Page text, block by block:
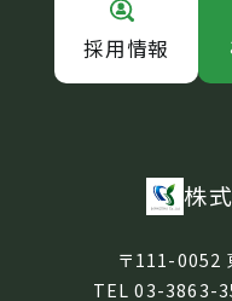
株
〒111-0052
TEL 03-3863-
採用情報